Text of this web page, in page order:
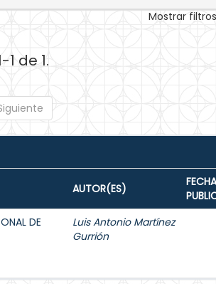
Mostrar
de 1.
AUTOR(ES)
DE
Luis Antonio Martínez
Gurrión